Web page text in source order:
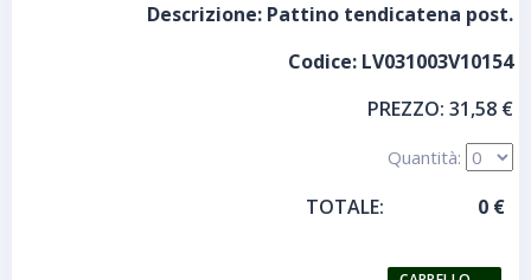
Descrizione: Pattino tendicatena post.
Codice: LV031003V10154
PREZZO: 31,58 €
Quantità:
TOTALE: